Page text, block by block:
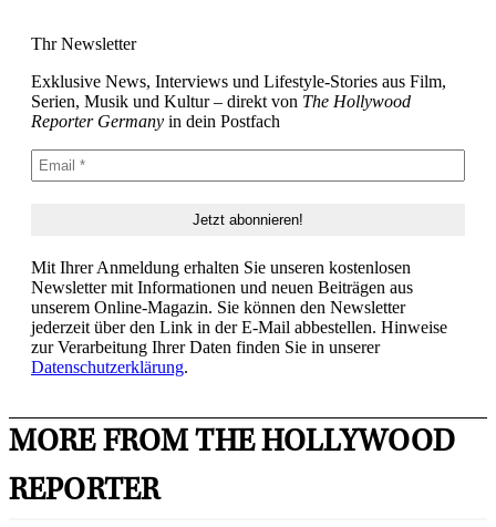
Thr Newsletter
Exklusive News, Interviews und Lifestyle-Stories aus Film,
Serien, Musik und Kultur – direkt von The Hollywood
Reporter Germany in dein Postfach
Mit Ihrer Anmeldung erhalten Sie unseren kostenlosen
Newsletter mit Informationen und neuen Beiträgen aus
unserem Online-Magazin. Sie können den Newsletter
jederzeit über den Link in der E-Mail abbestellen. Hinweise
zur Verarbeitung Ihrer Daten finden Sie in unserer
Datenschutzerklärung.
MORE FROM THE HOLLYWOOD
REPORTER